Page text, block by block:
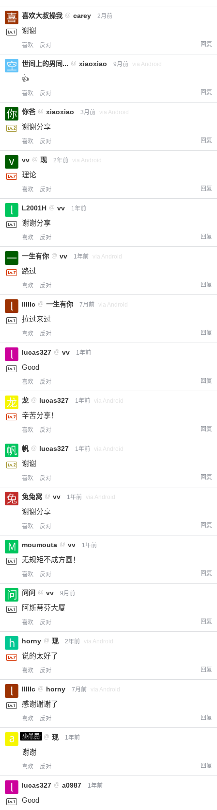
喜欢大叔操我 @ carey 2月前
谢谢
喜欢 反对 回复
世间上的男同... @ xiaoxiao 9月前 via Android
👍
喜欢 反对 回复
你爸 @ xiaoxiao 3月前 via Android
谢谢分享
喜欢 反对 回复
vv @ 现 2年前 via Android
理论
喜欢 反对 回复
L2001H @ vv 1年前
谢谢分享
喜欢 反对 回复
一生有你 @ vv 1年前 via Android
路过
喜欢 反对 回复
lllllc @ 一生有你 7月前 via Android
拉过来过
喜欢 反对 回复
lucas327 @ vv 1年前
Good
喜欢 反对 回复
龙 @ lucas327 1年前 via Android
辛苦分享！
喜欢 反对 回复
帆 @ lucas327 1年前 via Android
谢谢
喜欢 反对 回复
兔兔窝 @ vv 1年前 via Android
谢谢分享
喜欢 反对 回复
moumouta @ vv 1年前
无规矩不成方圆！
喜欢 反对 回复
问问 @ vv 9月前
阿斯蒂芬大厦
喜欢 反对 回复
horny @ 现 2年前 via Android
说的太好了
喜欢 反对 回复
lllllc @ horny 7月前 via Android
感谢谢谢了
喜欢 反对 回复
小黑屋
a0987 @ 现 1年前
谢谢
喜欢 反对 回复
lucas327 @ a0987 1年前
Good